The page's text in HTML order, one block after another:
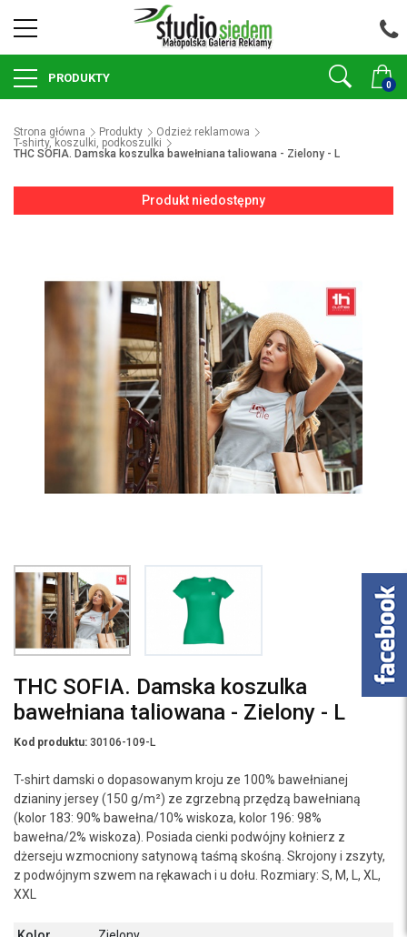
0
PRODUKTY
Strona główna Produkty
Odzież reklamowa
T-shirty, koszulki, podkoszulki
THC SOFIA. Damska koszulka bawełniana taliowana - Zielony - L
Produkt niedostępny
THC SOFIA. Damska koszulka
bawełniana taliowana - Zielony - L
Kod produktu: 30106-109-L
T-shirt damski o dopasowanym kroju ze 100% bawełnianej
dzianiny jersey (150 g/m²) ze zgrzebną przędzą bawełnianą
(kolor 183: 90% bawełna/10% wiskoza, kolor 196: 98%
bawełna/2% wiskoza). Posiada cienki podwójny kołnierz z
dżerseju wzmocniony satynową taśmą skośną. Skrojony i zszyty,
z podwójnym szwem na rękawach i u dołu. Rozmiary: S, M, L, XL,
XXL